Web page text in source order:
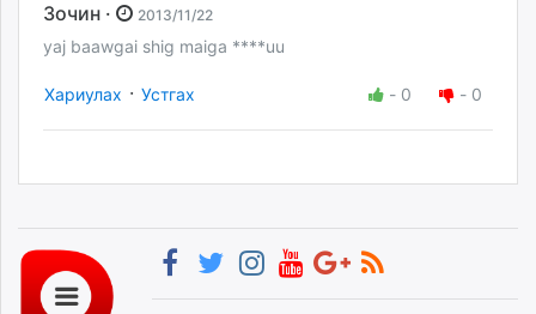
Зочин · 2013/11/22
yaj baawgai shig maiga ****uu
Хариулах · Устгах - 0 - 0